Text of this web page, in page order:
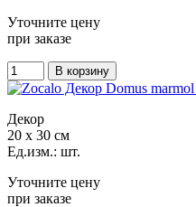
Уточните цену
при заказе
Декор
20 x 30 см
Ед.изм.: шт.
Уточните цену
при заказе